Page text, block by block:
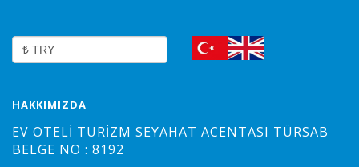
HAKKIMIZDA
EV OTELI TURIZM SEYAHAT ACENTASI TÜRSAB
BELGE NO : 8192